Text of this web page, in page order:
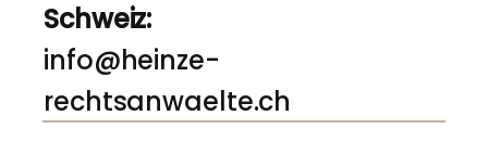
Schweiz:
info@heinze-
rechtsanwaelte.ch